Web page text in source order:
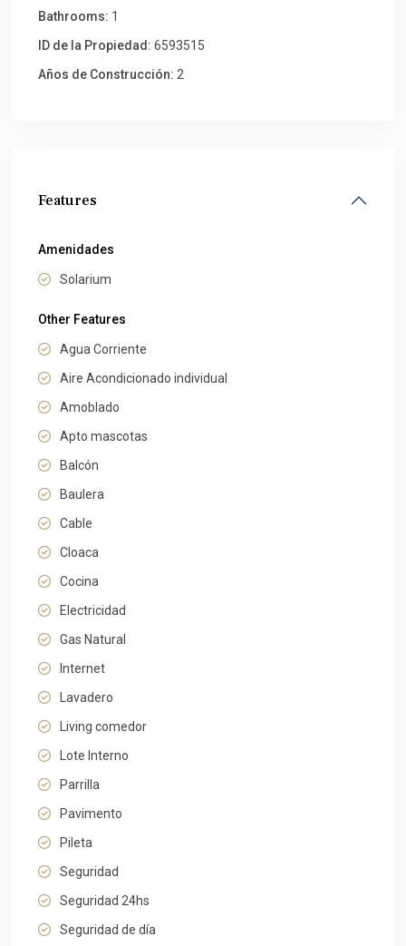
Bathrooms: 1
ID de la Propiedad: 6593515
Años de Construcción: 2
Features
Amenidades
Solarium
Other Features
Agua Corriente
Aire Acondicionado individual
Amoblado
Apto mascotas
Balcón
Baulera
Cable
Cloaca
Cocina
Electricidad
Gas Natural
Internet
Lavadero
Living comedor
Lote Interno
Parrilla
Pavimento
Pileta
Seguridad
Seguridad 24hs
Seguridad de día